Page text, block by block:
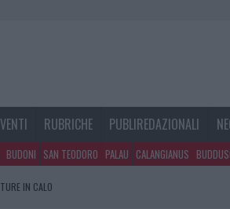
RUBRICHE PUBLIREDAZIONALI
BUDONI SAN TEODORO PALAU CALANGIANUS
IN CALO